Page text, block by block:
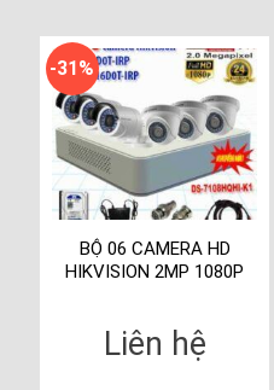
-31%
BỘ 06 CAMERA HD
HIKVISION 2MP 1080P
Liên hệ